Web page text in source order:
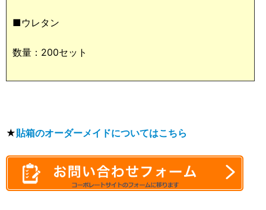
■ウレタン
数量：200セット
★貼箱のオーダーメイドについてはこちら